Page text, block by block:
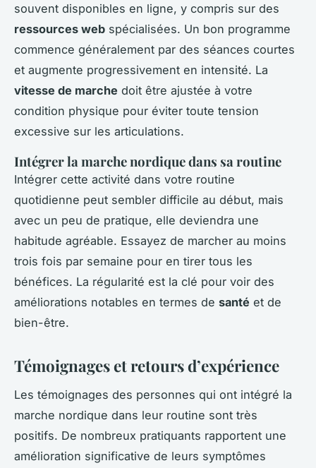
souvent disponibles en ligne, y compris sur des
ressources web spécialisées. Un bon programme
commence généralement par des séances courtes
et augmente progressivement en intensité. La
vitesse de marche doit être ajustée à votre
condition physique pour éviter toute tension
excessive sur les articulations.
Intégrer la marche nordique dans sa routine
Intégrer cette activité dans votre routine
quotidienne peut sembler difficile au début, mais
avec un peu de pratique, elle deviendra une
habitude agréable. Essayez de marcher au moins
trois fois par semaine pour en tirer tous les
bénéfices. La régularité est la clé pour voir des
améliorations notables en termes de santé et de
bien-être.
Témoignages et retours d’expérience
Les témoignages des personnes qui ont intégré la
marche nordique dans leur routine sont très
positifs. De nombreux pratiquants rapportent une
amélioration significative de leurs symptômes